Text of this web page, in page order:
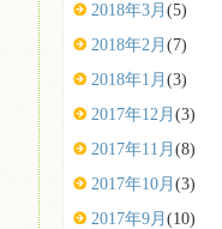
2018年3月 (5)
2018年2月 (7)
2018年1月 (3)
2017年12月 (3)
2017年11月 (8)
2017年10月 (3)
2017年9月 (10)